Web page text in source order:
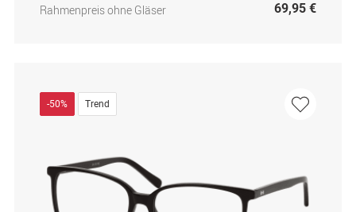
Rahmenpreis ohne Gläser
69,95 €
-50% Trend